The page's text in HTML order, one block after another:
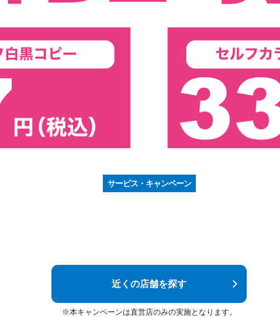
サービス・キャンペーン
近くの店舗を探す
※本キャンペーンは直営店のみの実施となります。